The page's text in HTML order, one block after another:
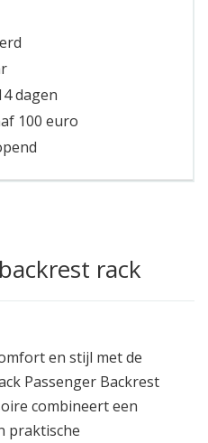
rack
en stijl met de
Passenger Backrest
combineert een
praktische
dagen
100 euro